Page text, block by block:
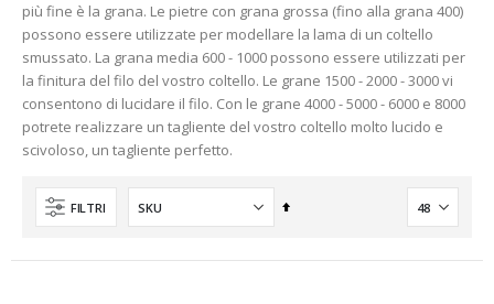
più fine è la grana. Le pietre con grana grossa (fino alla grana 400)
possono essere utilizzate per modellare la lama di un coltello
smussato. La grana media 600 - 1000 possono essere utilizzati per
la finitura del filo del vostro coltello. Le grane 1500 - 2000 - 3000 vi
consentono di lucidare il filo. Con le grane 4000 - 5000 - 6000 e 8000
potrete realizzare un tagliente del vostro coltello molto lucido e
scivoloso, un tagliente perfetto.
FILTRI
Imposta